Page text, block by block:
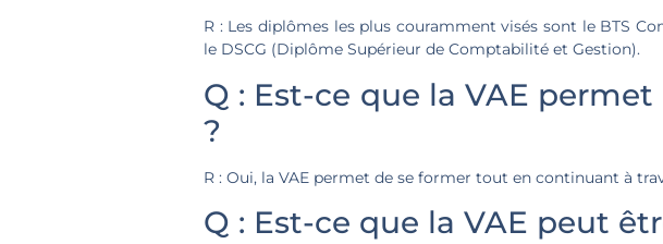
R : Les diplômes les plus couramment visés sont le BTS
le DSCG (Diplôme Supérieur de Comptabilité et Gestion).
Q : Est-ce que la VAE
?
R : Oui, la VAE permet de se former tout en continuant à
Q : Est-ce que la VAE peut